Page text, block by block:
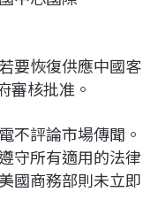
要恢復供應中國客
審核批准。
不評論市場傳聞。
守所有適用的法律
國商務部則未立即